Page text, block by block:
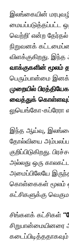
இலங்கையின்
மையப்படுத்தப்பட்ட
வெற்றி’ என்ற
நிறுவனக்
விளக்குகிறது.
வாக்குகளின் மூலம்
பெரும்பான்மை
முறையில்
வைத்துக்
லுயெங்கோ-கப்ரேரா
இந்த ஆய்வு,
தோல்வியை
குறிப்பிடுகிறது.
அல்லது ஒரு
அமைப்பிலேயே
கொள்கைகள் மூலம்
கட்சிகளுக்கு
சிங்களக் கட்சிகள்